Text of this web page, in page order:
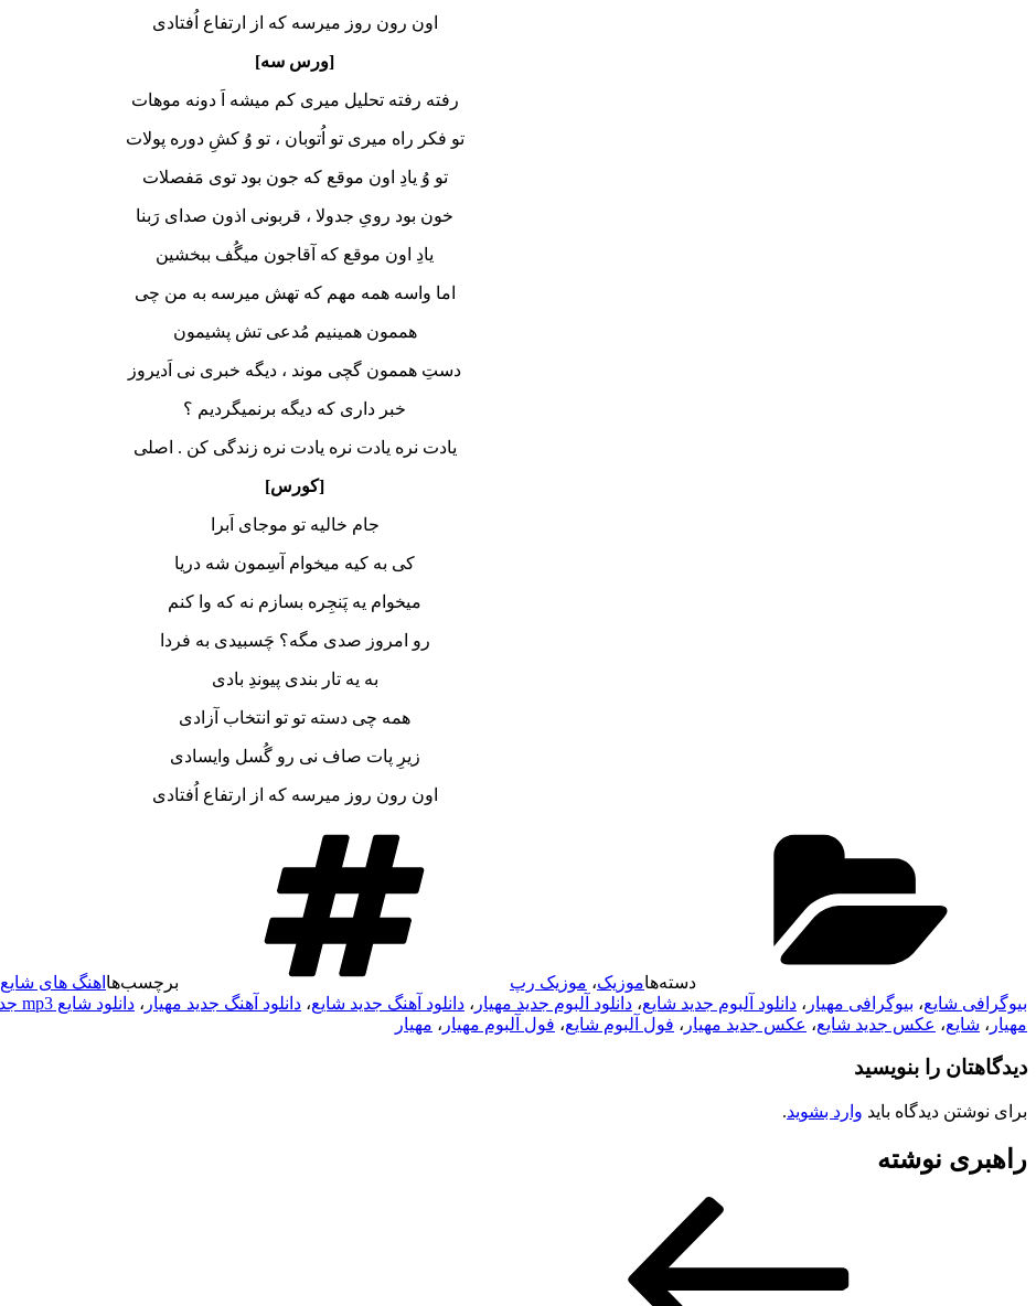
اون رون روز میرسه که از ارتفاع اُفتادی
[ورس سه]
رفته رفته تحلیل میری کم میشه ا‌َ دونه موهات
تو فکر راه میری تو اُتوبان ، تو وُ کشِ دوره پولات
تو وُ یادِ اون موقع که جون بود توی مَفصلات
خون بود رویِ جدولا ، قربونی اذون صدای رَبنا
یادِ اون موقع که آقاجون میگُف ببخشین
اما واسه همه مهم که تهش میرسه به من چی
هممون همینیم مُدعی تش پشیمون
دستِ هممون گچی موند ، دیگه خبری نی اَدیروز
خبر داری که دیگه برنمیگردیم ؟
یادت نره یادت نره یادت نره زندگی کن . اصلی
[کورس]
جام خالیه تو موجای اَبرا
کی به کیه میخوام آسِمون شه دریا
میخوام یه پَنجِره بسازم نه که وا کنم
رو امروز صدی مگه؟ چَسبیدی به فردا
به یه تار بندی پیوندِ بادی
همه چی دسته تو تو انتخاب آزادی
زیرِ پات صاف نی رو گُسل وایسادی
اون رون روز میرسه که از ارتفاع اُفتادی
دسته‌هاموزیک، موزیک رپ برچسب‌ها اهنگ های شایع
بیوگرافی شایع، بیوگرافی مهیار ، دانلود آلبوم جدید شایع، دانلود آلبوم جدید مهیار ، دانلود آهنگ جدید شایع، دانلود آهنگ جدید مهیار ، دانلود شایع mp3 جدید
مهیار ، شایع، عکس جدید شایع، عکس جدید مهیار ، فول آلبوم شایع، فول آلبوم مهیار ، مهیار
دیدگاهتان را بنویسید
برای نوشتن دیدگاه باید وارد بشوید.
راهبری نوشته